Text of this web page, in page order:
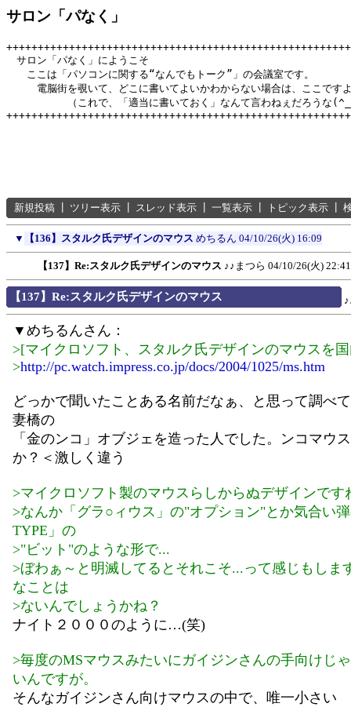
サロン「パなく」
サロン「パなく」にようこそ
ここは「パソコンに関する“なんでもトーク”」の会議室です。
電脳街を覗いて、どこに書いてよいかわからない場合は、ここです
（これで、「適当に書いておく」なんて言わねぇだろうな
新規投稿 ツリー表示 スレッド表示 一覧表示 トピック表示
▼ 【136】スタルク氏デザインのマウス めちるん 04/10/26(火) 16:09
【137】Re:スタルク氏デザインのマウス ♪♪まつら 04/10/26(火) 22:41
【137】Re:スタルク氏デザインのマウス
▼めちるんさん：
>[マイクロソフト、スタルク氏デザインのマウスを
>http://pc.watch.impress.co.jp/docs/2004/1025/ms.htm
どっかで聞いたことある名前だなぁ、と思って調べ
妻橋の
「金のンコ」オブジェを造った人でした。ンコマウ
か？＜激しく違う
>マイクロソフト製のマウスらしからぬデザインです
>なんか「グラ○ィウス」の"オプション"とか気合い
TYPE」の
>"ビット"のような形で...
>ぼわぁ～と明滅してるとそれこそ...って感じもしま
なことは
>ないんでしょうかね？
ナイト２０００のように…(笑)
>毎度のMSマウスみたいにガイジンさんの手向けじ
いんですが。
そんなガイジンさん向けマウスの中で、唯一小さい